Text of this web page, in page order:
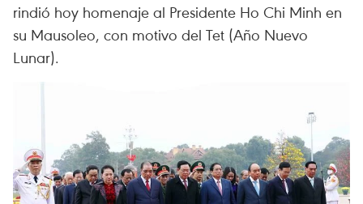
rindió hoy homenaje al Presidente Ho Chi Minh en
su Mausoleo, con motivo del Tet (Año Nuevo
Lunar).